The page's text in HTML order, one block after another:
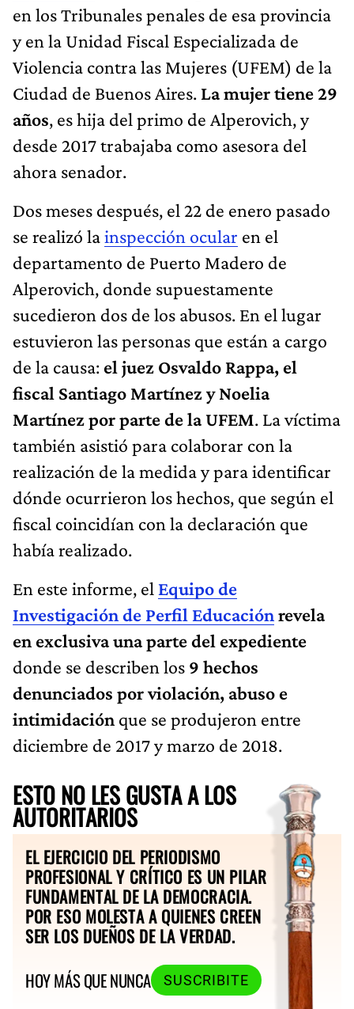
en los Tribunales penales de esa provincia
y en la Unidad Fiscal Especializada de
Violencia contra las Mujeres (UFEM) de la
Ciudad de Buenos Aires. La mujer tiene 29
años, es hija del primo de Alperovich, y
desde 2017 trabajaba como asesora del
ahora senador.
Dos meses después, el 22 de enero pasado
se realizó lainspección ocular en el
departamento de Puerto Madero de
Alperovich, donde supuestamente
sucedieron dos de los abusos. En el lugar
estuvieron las personas que están a cargo
de la causa: el juez Osvaldo Rappa, el
fiscal Santiago Martínez y Noelia
Martínez por parte de la UFEM. La víctima
también asistió para colaborar con la
realización de la medida y para identificar
dónde ocurrieron los hechos, que según el
fiscal coincidían con la declaración que
había realizado.
En este informe, el Equipo de
Investigación de Perfil Educaciónrevela
en exclusiva una parte del expediente
donde se describen los 9 hechos
denunciados por violación, abuso e
intimidación que se produjeron entre
diciembre de 2017 y marzo de 2018.
ESTO NO LES GUSTA A LOS
AUTORITARIOS
EL EJERCICIO DEL PERIODISMO
PROFESIONAL Y CRÍTICO ES UN PILAR
FUNDAMENTAL DE LA DEMOCRACIA.
POR ESO MOLESTA A QUIENES CREEN
SER LOS DUEÑOS DE LA VERDAD.
HOY MÁS QUE NUNCA
SUSCRIBITE